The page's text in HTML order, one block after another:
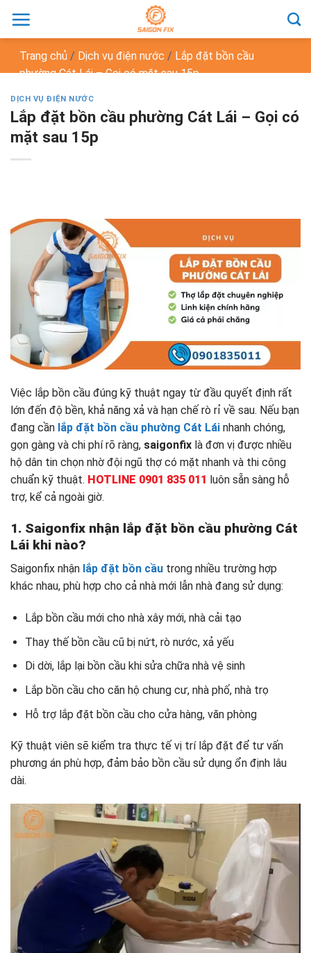
đến
dungTrang chủ / Dịch vụ điện nước / Lắp đặt bồn cầu
phường Cát Lái – Gọi có mặt sau 15p
DỊCH VỤ ĐIỆN NƯỚC
Lắp đặt bồn cầu phường Cát Lái – Gọi có
mặt sau 15p
Việc lắp bồn cầu đúng kỹ thuật ngay từ đầu quyết định rất
lớn đến độ bền, khả năng xả và hạn chế rò rỉ về sau. Nếu bạn
đang cần lắp đặt bồn cầu phường Cát Lái nhanh chóng,
gọn gàng và chi phí rõ ràng, saigonfix là đơn vị được nhiều
hộ dân tin chọn nhờ đội ngũ thợ có mặt nhanh và thi công
chuẩn kỹ thuật. HOTLINE 0901 835 011 luôn sẵn sàng hỗ
trợ, kể cả ngoài giờ.
1. Saigonfix nhận lắp đặt bồn cầu phường Cát
Lái khi nào?
Saigonfix nhận lắp đặt bồn cầu trong nhiều trường hợp
khác nhau, phù hợp cho cả nhà mới lẫn nhà đang sử dụng:
Lắp bồn cầu mới cho nhà xây mới, nhà cải tạo
Thay thế bồn cầu cũ bị nứt, rò nước, xả yếu
Di dời, lắp lại bồn cầu khi sửa chữa nhà vệ sinh
Lắp bồn cầu cho căn hộ chung cư, nhà phố, nhà trọ
Hỗ trợ lắp đặt bồn cầu cho cửa hàng, văn phòng
Kỹ thuật viên sẽ kiểm tra thực tế vị trí lắp đặt để tư vấn
phương án phù hợp, đảm bảo bồn cầu sử dụng ổn định lâu
dài.